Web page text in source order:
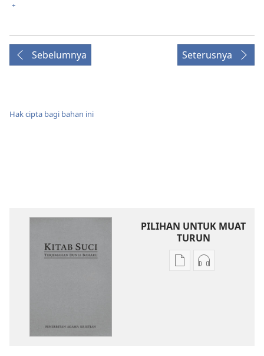
+
Sebelumnya Seterusnya
Hak cipta bagi bahan ini
PILIHAN UNTUK MUAT
TURUN
PilihanPilihan